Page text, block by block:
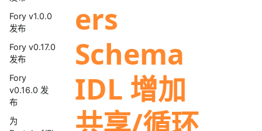
Fory v1.0.0
发布
Fory v0.17.0
发布
Fory
v0.16.0 发
布
为
ers
Schema
IDL 增加